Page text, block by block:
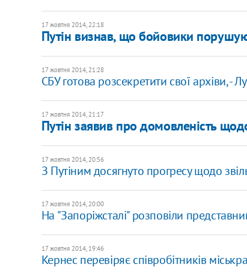
17 жовтня 2014, 22:18
Путін визнав, що бойовики
17 жовтня 2014, 21:28
СБУ готова розсекретити свої архіви, -
17 жовтня 2014, 21:17
Путін заявив про домовленість
17 жовтня 2014, 20:56
З Путіним досягнуто прогресу щодо
17 жовтня 2014, 20:00
На "Запоріжсталі" розповіли
17 жовтня 2014, 19:46
Кернес перевіряє співробітників